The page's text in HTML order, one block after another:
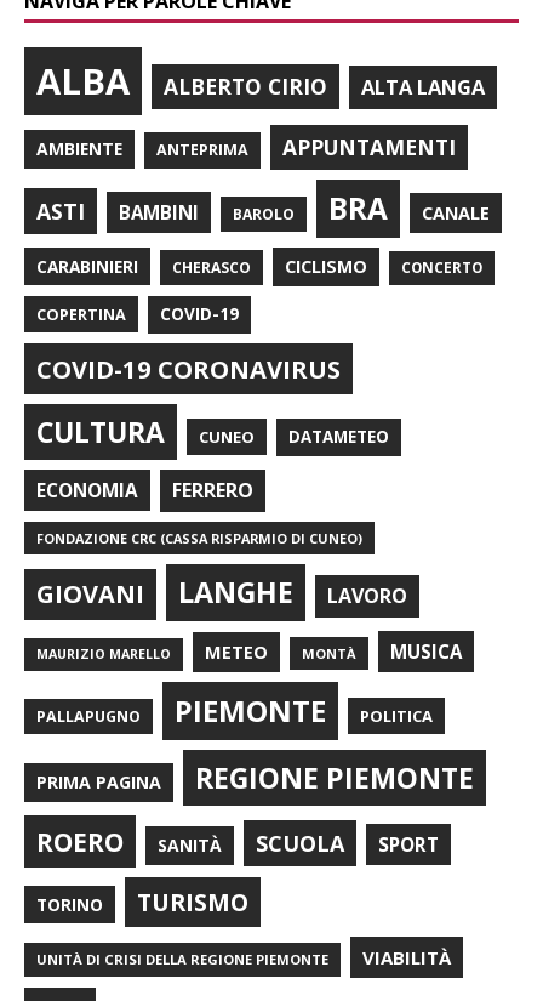
ALBA ALBERTO CIRIO ALTA LANGA
AMBIENTE ANTEPRIMA APPUNTAMENTI
ASTI BAMBINI BAROLO BRA CANALE
CARABINIERI CHERASCO CICLISMO CONCERTO
COPERTINA COVID-19
COVID-19 CORONAVIRUS
CULTURA CUNEO DATAMETEO
ECONOMIA FERRERO
FONDAZIONE CRC (CASSA RISPARMIO DI CUNEO)
GIOVANI LANGHE LAVORO
MAURIZIO MARELLO METEO MONTÀ MUSICA
PALLAPUGNO PIEMONTE POLITICA
PRIMA PAGINA REGIONE PIEMONTE
ROERO SANITÀ SCUOLA SPORT
TORINO TURISMO
UNITÀ DI CRISI DELLA REGIONE PIEMONTE VIABILITÀ